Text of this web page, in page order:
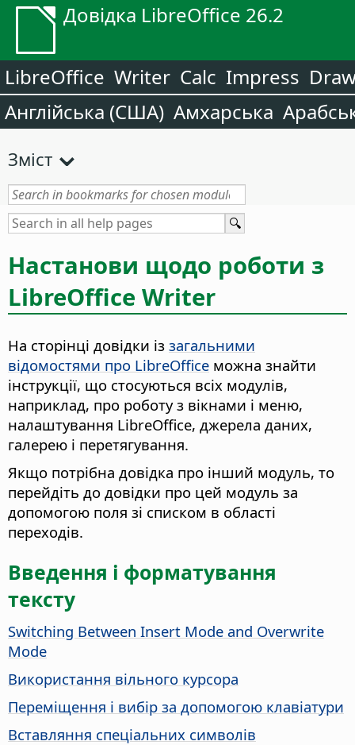
Довідка LibreOffice 26.2
LibreOffice Writer Calc Impress
Англійська (США) Амхарська
Зміст
Настанови щодо роботи з
LibreOffice Writer
На сторінці довідки із загальними
відомостями про LibreOffice можна знайти
інструкції, що стосуються всіх модулів,
наприклад, про роботу з вікнами і меню,
налаштування LibreOffice, джерела даних,
галерею і перетягування.
Якщо потрібна довідка про інший модуль, то
перейдіть до довідки про цей модуль за
допомогою поля зі списком в області
переходів.
Введення і форматування
тексту
Switching Between Insert Mode and Overwrite
Mode
Використання вільного курсора
Переміщення і вибір за допомогою клавіатури
Вставляння спеціальних символів